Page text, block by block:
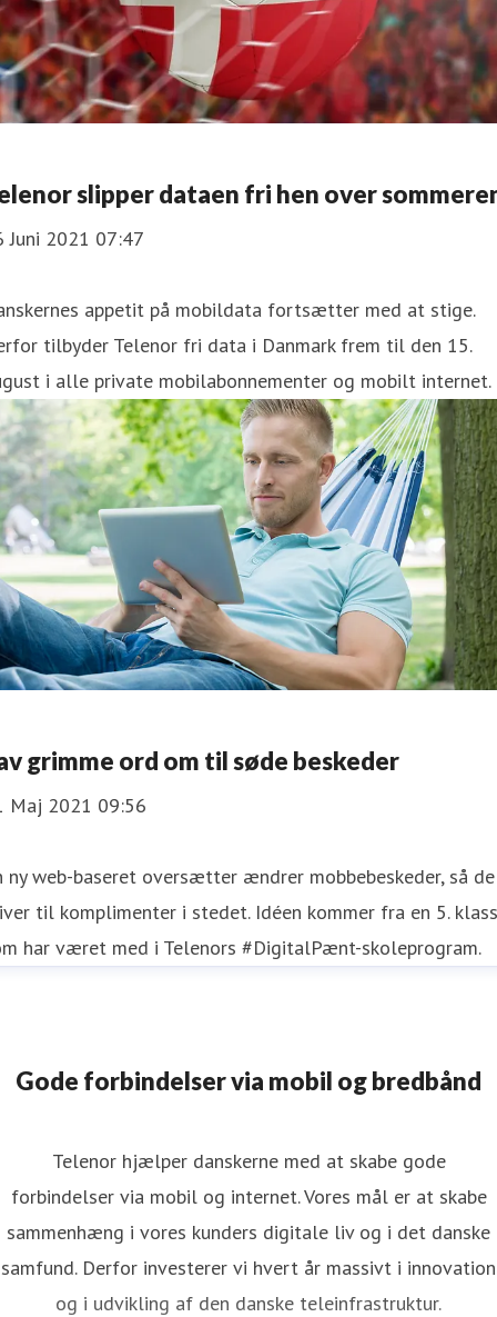
slipper dataen fri hen over
Juni 2021 07:47
appetit på mobildata fortsætter med at stige.
tilbyder Telenor fri data i Danmark frem til den 15.
i alle private mobilabonnementer og mobilt internet.
grimme ord om til søde beskeder
Maj 2021 09:56
ny web-baseret oversætter ændrer mobbebeskeder, så de
til komplimenter i stedet. Idéen kommer fra en 5.
har været med i Telenors #DigitalPænt-skoleprogram.
Gode forbindelser via mobil og bredbånd
Telenor hjælper danskerne med at skabe gode
forbindelser via mobil og internet. Vores mål er at skabe
sammenhæng i vores kunders digitale liv og i det danske
samfund. Derfor investerer vi hvert år massivt i innovation
og i udvikling af den danske teleinfrastruktur.